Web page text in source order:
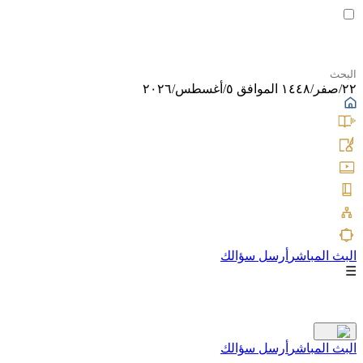
٢٢/صفر/١٤٤٨ الموافق ٥/أغسطس/٢٠٢٦
البث المباشر أرسل سؤالك
☰
البث المباشر أرسل سؤالك